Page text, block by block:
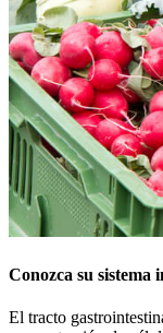
Conozca su sistema
El tracto